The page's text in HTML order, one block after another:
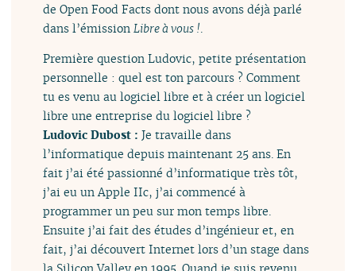
de Open Food Facts dont nous avons déjà parlé
dans l’émission Libre à vous !
Première question Ludovic, petite présentation
personnelle : quel est ton parcours ? Comment
tu es venu au logiciel libre et à créer un logiciel
libre une entreprise du logiciel libre ?
Ludovic Dubost :Je travaille dans
l’informatique depuis maintenant 25 ans. En
fait j’ai été passionné d’informatique très tôt,
j’ai eu un Apple IIc, j’ai commencé à
programmer un peu sur mon temps libre.
Ensuite j’ai fait des études d’ingénieur et, en
fait, j’ai découvert Internet lors d’un stage dans